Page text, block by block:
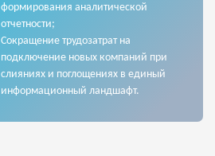
формирования аналитической
отчетности;
Сокращение трудозатрат на
подключение новых компаний при
слияниях и поглощениях в единый
информационный ландшафт.